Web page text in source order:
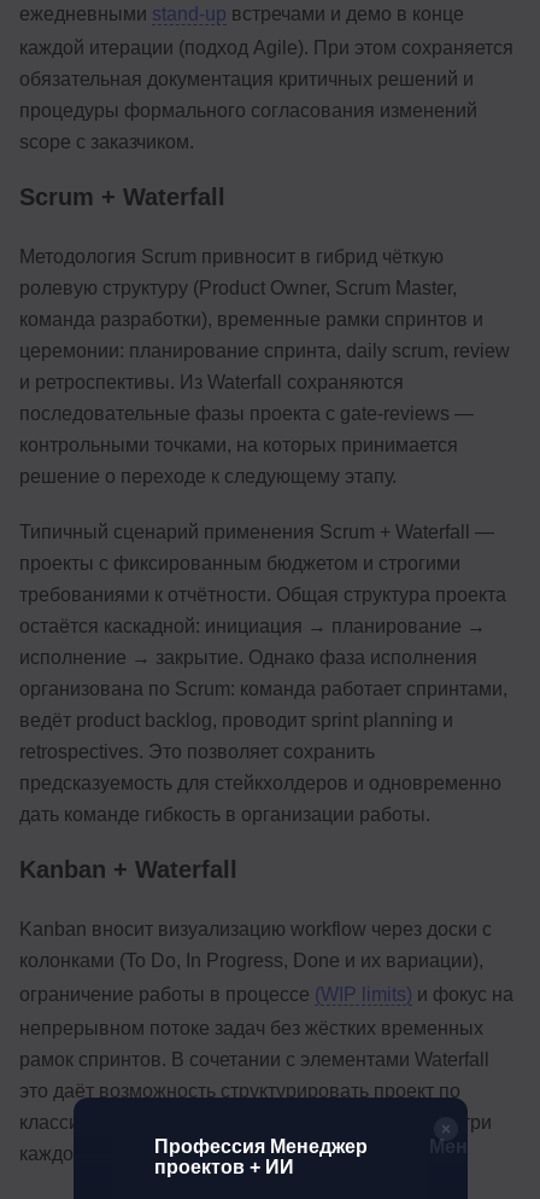
ежедневными stand-up встречами и демо в конце
каждой итерации (подход Agile). При этом сохраняется
обязательная документация критичных решений и
процедуры формального согласования изменений
scope с заказчиком.
Scrum + Waterfall
Методология Scrum привносит в гибрид чёткую
ролевую структуру (Product Owner, Scrum Master,
команда разработки), временные рамки спринтов и
церемонии: планирование спринта, daily scrum, review
и ретроспективы. Из Waterfall сохраняются
последовательные фазы проекта с gate-reviews —
контрольными точками, на которых принимается
решение о переходе к следующему этапу.
Типичный сценарий применения Scrum + Waterfall —
проекты с фиксированным бюджетом и строгими
требованиями к отчётности. Общая структура проекта
остаётся каскадной: инициация → планирование →
исполнение → закрытие. Однако фаза исполнения
организована по Scrum: команда работает спринтами,
ведёт product backlog, проводит sprint planning и
retrospectives. Это позволяет сохранить
предсказуемость для стейкхолдеров и одновременно
дать команде гибкость в организации работы.
Kanban + Waterfall
Kanban вносит визуализацию workflow через доски с
колонками (To Do, In Progress, Done и их вариации),
ограничение работы в процессе (WIP limits) и фокус на
непрерывном потоке задач без жёстких временных
рамок спринтов. В сочетании с элементами Waterfall
это даёт возможность структурировать проект по
классическим фазам, но управлять задачами внутри
каждой фазы через kanban-доску.
Профессия Менеджер
проектов + ИИ
Менеджер